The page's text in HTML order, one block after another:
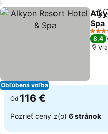
Obľúbená voľba
Spa
4
8,4
Od 116 €
Pozrieť ceny z(o) 6 stránok